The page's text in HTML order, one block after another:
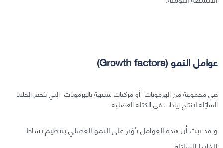
عوامل النمو (Growth factors)
هي مجموعة من الهرمونات -أو مركبات شبيهة بالهرمونات- التي تـُحفز الخلايا
الساتِلَة لإنتاج زيادات في الكتلة العضلية.
و قد ثبت أن هذه العوامل تـُؤثر على النمو العضلي بتنظيم نشاط